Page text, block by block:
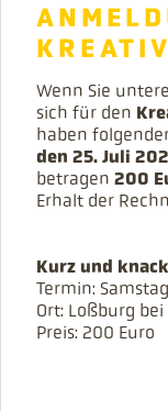
WIR
KURS.
Wenn Sie
sich für den
haben
den 25. Juli
betragen 200
Erhalt der
Kurz und
Termin:
Ort: Loßburg
Preis: 200 Euro